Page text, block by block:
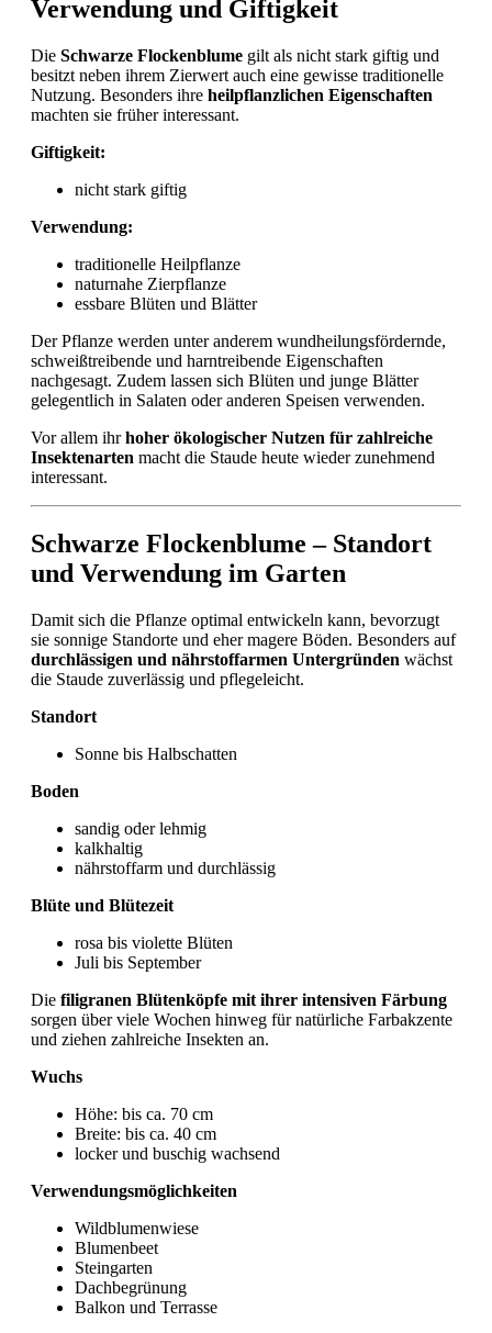
Verwendung und Giftigkeit
Die Schwarze Flockenblume gilt als nicht stark giftig und
besitzt neben ihrem Zierwert auch eine gewisse traditionelle
Nutzung. Besonders ihre heilpflanzlichen Eigenschaften
machten sie früher interessant.
Giftigkeit:
nicht stark giftig
Verwendung:
traditionelle Heilpflanze
naturnahe Zierpflanze
essbare Blüten und Blätter
Der Pflanze werden unter anderem wundheilungsfördernde,
schweißtreibende und harntreibende Eigenschaften
nachgesagt. Zudem lassen sich Blüten und junge Blätter
gelegentlich in Salaten oder anderen Speisen verwenden.
Vor allem ihrhoher ökologischer Nutzen für zahlreiche
Insektenarten macht die Staude heute wieder zunehmend
interessant.
Schwarze Flockenblume – Standort
und Verwendung im Garten
Damit sich die Pflanze optimal entwickeln kann, bevorzugt
sie sonnige Standorte und eher magere Böden. Besonders auf
durchlässigen und nährstoffarmen Untergründen wächst
die Staude zuverlässig und pflegeleicht.
Standort
Sonne bis Halbschatten
Boden
sandig oder lehmig
kalkhaltig
nährstoffarm und durchlässig
Blüte und Blütezeit
rosa bis violette Blüten
Juli bis September
Die filigranen Blütenköpfe mit ihrer intensiven Färbung
sorgen über viele Wochen hinweg für natürliche Farbakzente
und ziehen zahlreiche Insekten an.
Wuchs
Höhe: bis ca. 70 cm
Breite: bis ca. 40 cm
locker und buschig wachsend
Verwendungsmöglichkeiten
Wildblumenwiese
Blumenbeet
Steingarten
Dachbegrünung
Balkon und Terrasse